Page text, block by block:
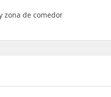
zona de comedor